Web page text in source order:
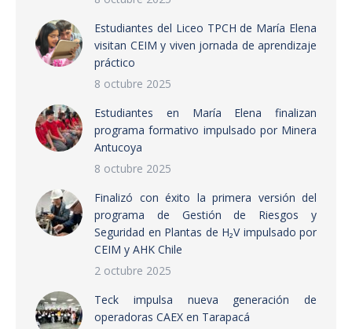
Estudiantes del Liceo TPCH de María Elena
visitan CEIM y viven jornada de aprendizaje
práctico
8 octubre 2025
Estudiantes en María Elena finalizan
programa formativo impulsado por Minera
Antucoya
8 octubre 2025
Finalizó con éxito la primera versión del
programa de Gestión de Riesgos y
Seguridad en Plantas de H₂V impulsado por
CEIM y AHK Chile
2 octubre 2025
Teck impulsa nueva generación de
operadoras CAEX en Tarapacá